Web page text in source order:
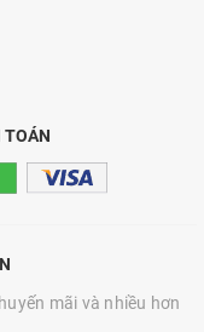
TOÁN
mãi và nhiều hơn